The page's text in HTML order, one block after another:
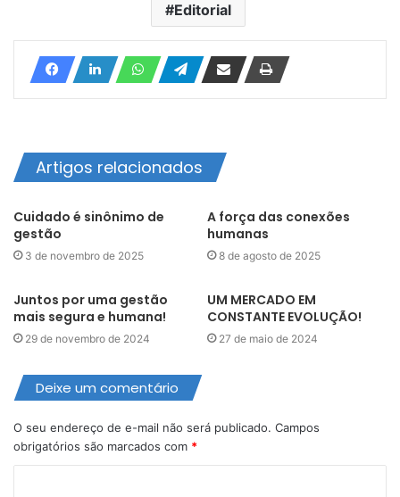
Editorial
Artigos relacionados
Cuidado é sinônimo de
gestão
3 de novembro de 2025
A força das conexões
humanas
8 de agosto de 2025
Juntos por uma gestão
mais segura e humana!
29 de novembro de 2024
UM MERCADO EM
CONSTANTE EVOLUÇÃO!
27 de maio de 2024
Deixe um comentário
O seu endereço de e-mail não será publicado. Campos
obrigatórios são marcados com *